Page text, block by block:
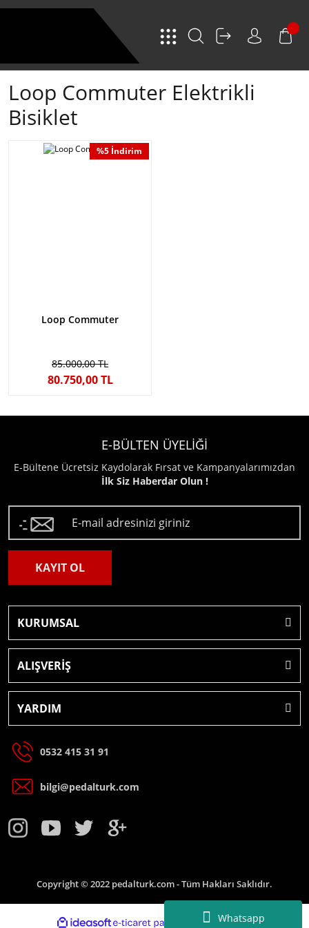
Whatsapp
Loop Commuter Elektrikli
Bisiklet
%5 İndirim
Loop Commuter
85.000,00 TL
80.750,00 TL
E-BÜLTEN ÜYELİĞİ
E-Bültene Ücretsiz Kaydolarak Fırsat ve Kampanyalarımızdan
İlk Siz Haberdar Olun !
KAYIT OL
KURUMSAL
ALIŞVERİŞ
YARDIM
0532 415 31 91
bilgi@pedalturk.com
Copyright © 2022 pedalturk.com - Tüm Hakları Saklıdır.
ideasoft